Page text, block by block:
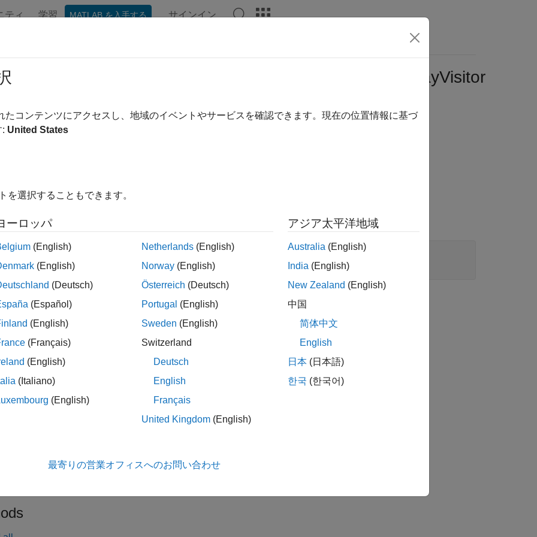
ティ 学習 MATLAB を入手する サインイン
com.mathworks.toolbox.javabuilder.remoting
abstract class AbstractMWArrayVisitor<T> extends java.lang.Object
MWArrayVisitor<T>
visitor class.
Interfaces
Properties
たコンテンツにアクセスし、地域のイベントやサービスを確認できます。現在の位置情報に基づ
: United States
を選択することもできます。
ーロッパ
(English)
(English)
(Deutsch)
(Español)
(English)
(Français)
(English)
(Italiano)
(English)
Netherlands (English)
Norway (English)
Österreich (Deutsch)
Portugal (English)
Sweden (English)
Switzerland
Deutsch
English
Français
United Kingdom (English)
アジア太平洋地域
Australia (English)
India (English)
New Zealand (English)
中国
简体中文
English
日本 (日本語)
한국 (한국어)
最寄りの営業オフィスへのお問い合わせ